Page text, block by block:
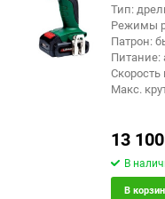
Тип:
Режимы
Патрон:
Питание:
Макс.
13 100
В
В